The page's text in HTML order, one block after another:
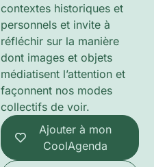
contextes historiques et
personnels et invite à
réfléchir sur la manière
dont images et objets
médiatisent l’attention et
façonnent nos modes
collectifs de voir.
Ajouter à mon
CoolAgenda